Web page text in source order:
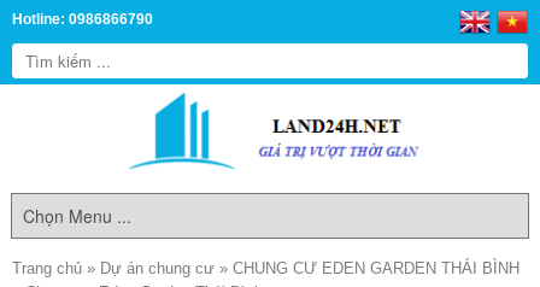
Hotline: 0986866790
Trang chủ » Dự án chung cư » CHUNG CƯ EDEN GARDEN THÁI BÌNH